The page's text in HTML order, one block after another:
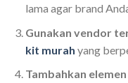
lama agar brand
Gunakan vendor
kit murah yang
Tambahkan